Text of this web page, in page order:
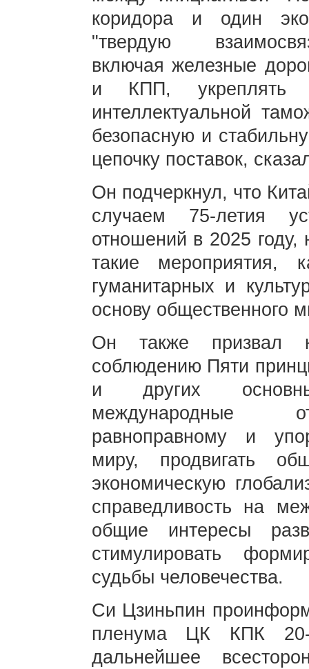
коридора и один
"твердую
включая железные
и КПП, укреплять
интеллектуальной
безопасную и
цепочку поставок,
Он подчеркнул, что
случаем 75-летия
отношений в 2025
такие мероприятия,
гуманитарных и
основу общественного
Он также призвал
соблюдению Пяти
и других
международные
равноправному и
миру, продвигать
экономическую
справедливость на
общие интересы
стимулировать
судьбы человечества.
Си Цзиньпин
пленума ЦК КПК 20-
дальнейшее